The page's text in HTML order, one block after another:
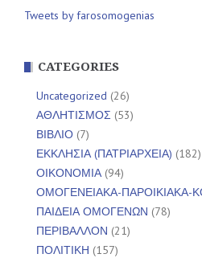
Tweets by farosomogenias
CATEGORIES
Uncategorized (26)
ΑΘΛΗΤΙΣΜΟΣ (53)
ΒΙΒΛΙΟ (7)
ΕΚΚΛΗΣΙΑ (ΠΑΤΡΙΑΡΧΕΙΑ) (182)
ΟΙΚΟΝΟΜΙΑ(94)
ΟΜΟΓΕΝΕΙΑΚΑ-ΠΑΡΟΙΚΙΑΚΑ-
ΠΑΙΔΕΙΑ ΟΜΟΓΕΝΩΝ (78)
ΠΕΡΙΒΑΛΛΟΝ (21)
ΠΟΛΙΤΙΚΗ (157)